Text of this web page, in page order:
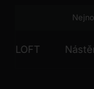
Nástěný